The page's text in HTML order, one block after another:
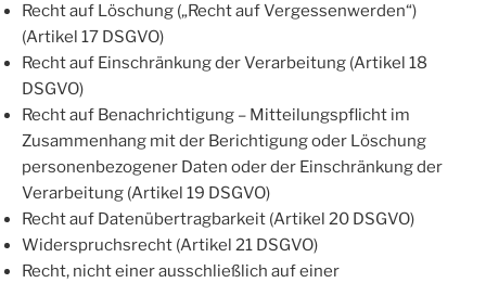
Recht auf Löschung („Recht auf Vergessenwerden“)
(Artikel 17 DSGVO)
Recht auf Einschränkung der Verarbeitung (Artikel 18
DSGVO)
Recht auf Benachrichtigung – Mitteilungspflicht im
Zusammenhang mit der Berichtigung oder Löschung
personenbezogener Daten oder der Einschränkung der
Verarbeitung (Artikel 19 DSGVO)
Recht auf Datenübertragbarkeit (Artikel 20 DSGVO)
Widerspruchsrecht (Artikel 21 DSGVO)
Recht, nicht einer ausschließlich auf einer